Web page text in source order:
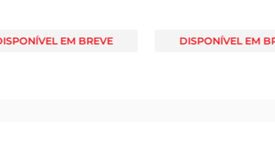
DISPONÍVEL EM BREVE DISPONÍVEL